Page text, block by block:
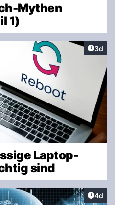
Mythen
1)
3d
Laptop-
sind
4d